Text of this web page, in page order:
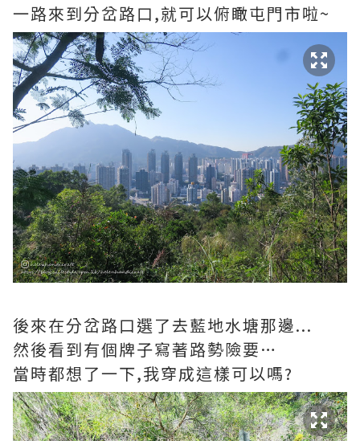
一路來到分岔路口,就可以俯瞰屯門市啦~
後來在分岔路口選了去藍地水塘那邊...
然後看到有個牌子寫著路勢險要…
當時都想了一下,我穿成這樣可以嗎?